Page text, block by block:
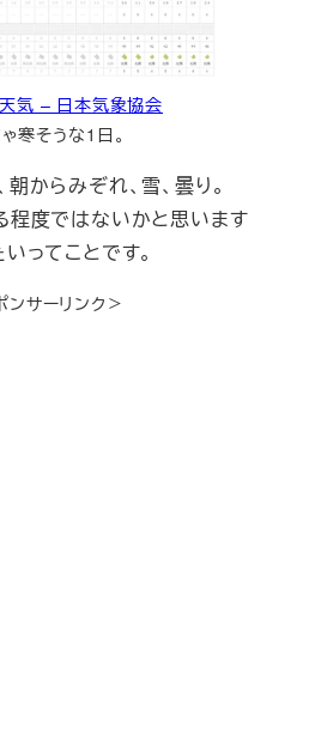
気 – 日本気象協会
寒そうな1日。
からみぞれ、雪、曇り。
程度ではないかと思います
ってことです。
ンサーリンク＞